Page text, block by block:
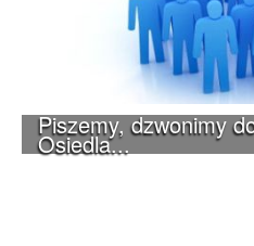
Piszemy, dzwonimy
Osiedla...